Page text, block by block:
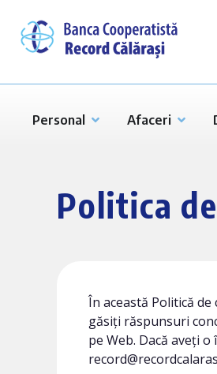
Personal Afaceri
Politica
În această Politică
găsiți răspunsuri
pe Web. Dacă aveți